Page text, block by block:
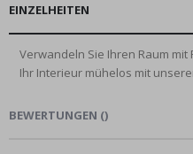
EINZELHEITEN
Verwandeln Sie Ihren Raum
Ihr Interieur mühelos mit
BEWERTUNGEN ()